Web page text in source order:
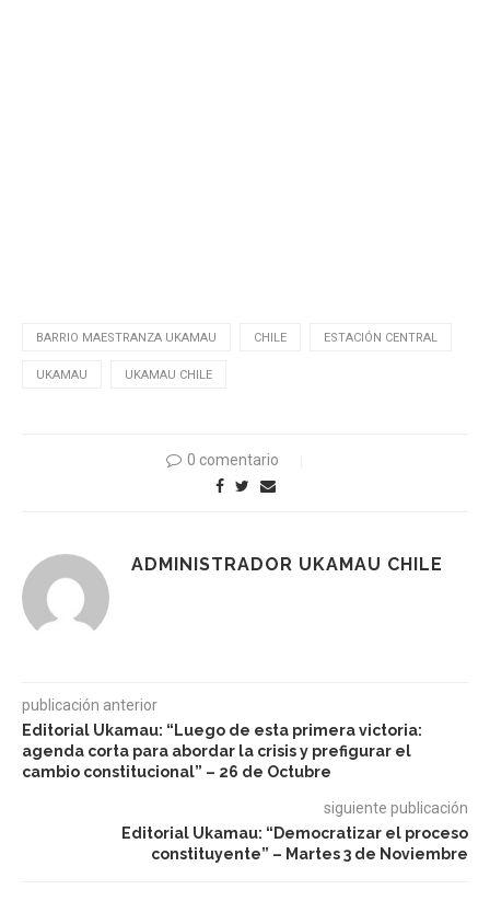
BARRIO MAESTRANZA UKAMAU CHILE ESTACIÓN CENTRAL
UKAMAU UKAMAU CHILE
0 comentario
ADMINISTRADOR UKAMAU CHILE
publicación anterior
Editorial Ukamau: “Luego de esta primera victoria:
agenda corta para abordar la crisis y prefigurar el
cambio constitucional” – 26 de Octubre
siguiente publicación
Editorial Ukamau: “Democratizar el proceso
constituyente” – Martes 3 de Noviembre